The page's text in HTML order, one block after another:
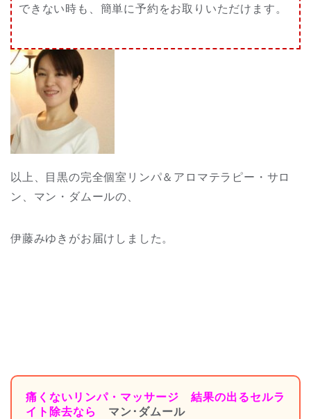
できない時も、簡単に予約をお取りいただけます。
以上、目黒の完全個室リンパ＆アロマテラピー・サロ
ン、マン・ダムールの、
伊藤みゆきがお届けしました。
痛くないリンパ・マッサージ 結果の出るセルラ
イト除去なら マン･ダムール